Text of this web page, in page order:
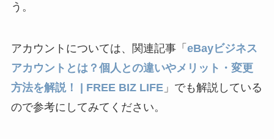
う。
アカウントについては、関連記事「 eBayビジネス
アカウントとは？個人との違いやメリット・変更
方法を解説！ | FREE BIZ LIFE」でも解説している
ので参考にしてみてください。